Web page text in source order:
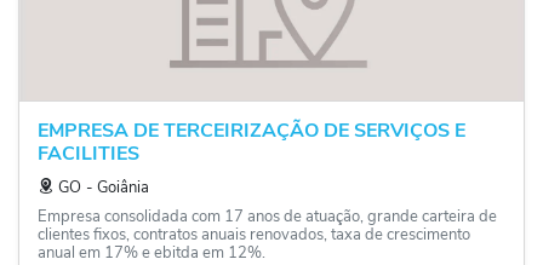
EMPRESA DE TERCEIRIZAÇÃO DE SERVIÇOS E
FACILITIES
GO ‐ Goiânia
Empresa consolidada com 17 anos de atuação, grande carteira de
clientes fixos, contratos anuais renovados, taxa de crescimento
anual em 17% e ebitda em 12%.